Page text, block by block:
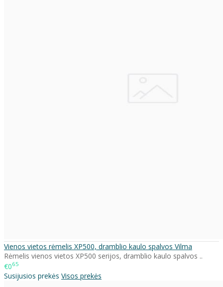
Vienos vietos rėmelis XP500, dramblio kaulo spalvos Vilma
Rėmelis vienos vietos XP500 serijos, dramblio kaulo spalvos ..
€065
Susijusios prekės Visos prekės